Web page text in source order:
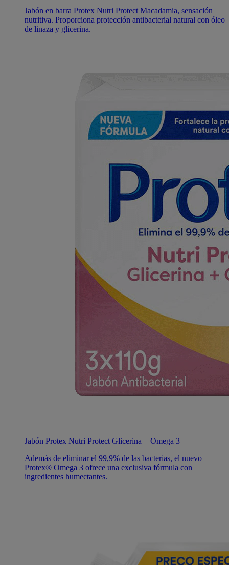
Jabón en barra Protex Nutri Protect Macadamia, sensación
nutritiva. Proporciona protección antibacterial natural con óleo
de linaza y glicerina.
Jabón Protex Nutri Protect Glicerina + Omega 3
Además de eliminar el 99,9% de las bacterias, el nuevo
Protex® Omega 3 ofrece una exclusiva fórmula con
ingredientes humectantes.